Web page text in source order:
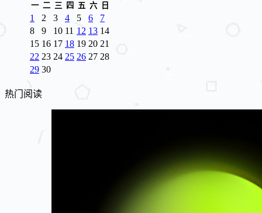
一 二 三 四 五 六 日
1 2 3 4 5 6
7
8
9 10 11 12 13 14
15 16 17 18 19 20 21
22 23 24 25 26 27 28
29 30
热门阅读